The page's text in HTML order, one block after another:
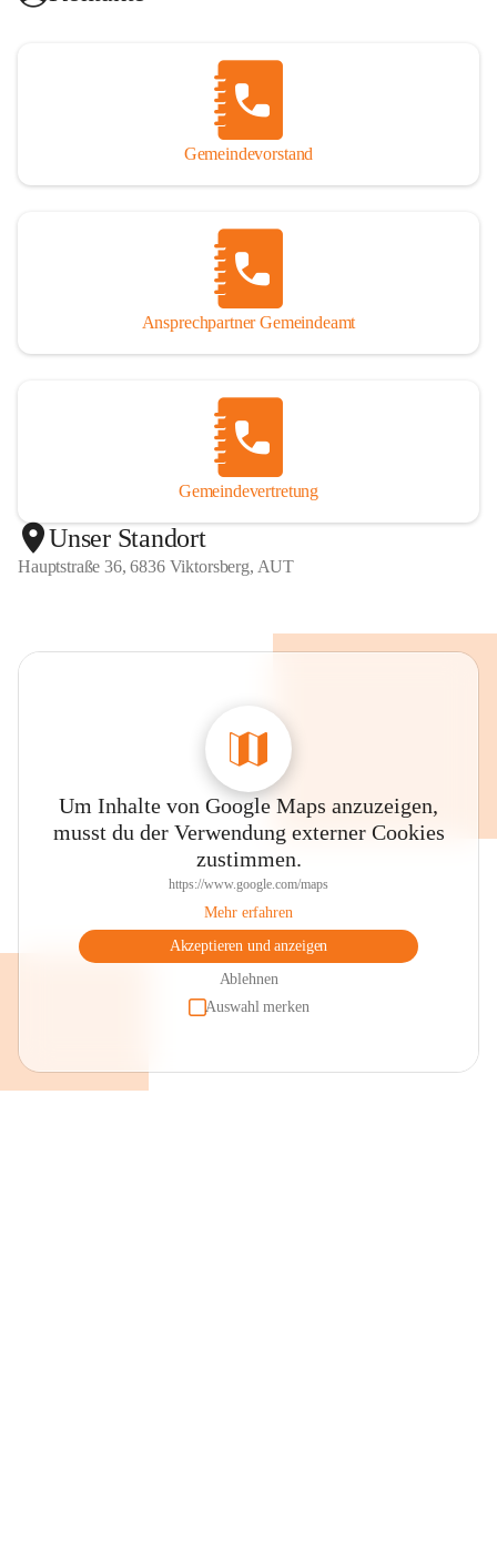
Gemeindevorstand
Ansprechpartner Gemeindeamt
Gemeindevertretung
Unser Standort
Hauptstraße 36, 6836 Viktorsberg, AUT
Um Inhalte von Google Maps anzuzeigen,
musst du der Verwendung externer Cookies
zustimmen.
https://www.google.com/maps
Mehr erfahren
Akzeptieren und anzeigen
Ablehnen
Auswahl merken